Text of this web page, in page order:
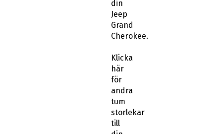
din
Jeep
Grand
Cherokee.
Klicka
här
för
andra
tum
storlekar
till